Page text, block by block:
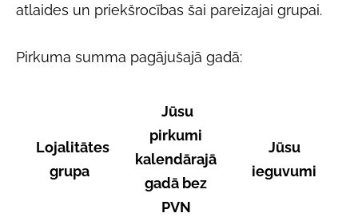
atlaides un priekšrocības šai pareizajai grupai.
Pirkuma summa pagājušajā gadā:
Lojalitātes
grupa
Jūsu
pirkumi
kalendārajā
gadā bez
PVN
Jūsu
ieguvumi